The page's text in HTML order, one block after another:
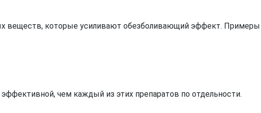
веществ, которые усиливают обезболивающий эффект. Примеры
чем каждый из этих препаратов по отдельности.